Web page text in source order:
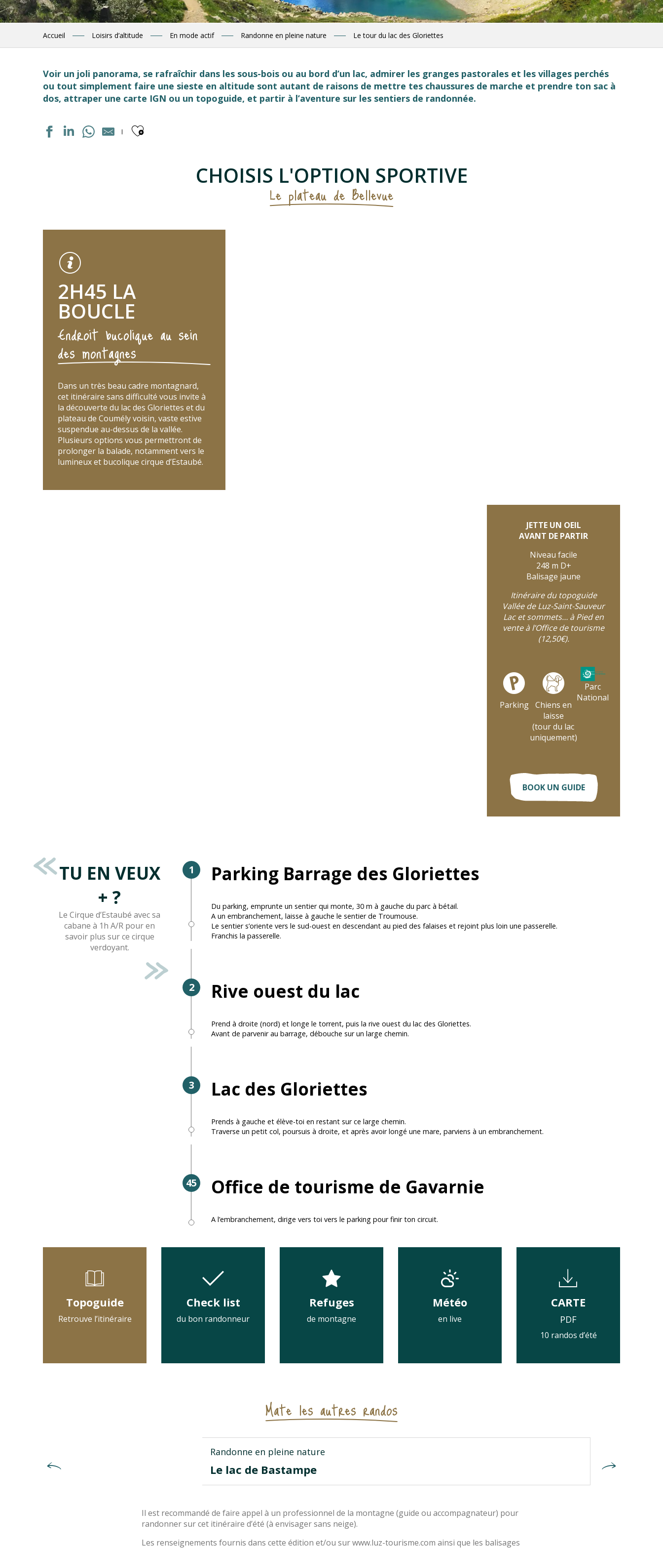
Accueil Loisirs d’altitude En mode actif Randonne en pleine nature Le tour du lac des Gloriettes
Voir un joli panorama, se rafraîchir dans les sous-bois ou au bord d’un lac, admirer les granges pastorales et les villages perchés
ou tout simplement faire une sieste en altitude sont autant de raisons de mettre tes chaussures de marche et prendre ton sac à
dos, attraper une carte IGN ou un topoguide, et partir à l’aventure sur les sentiers de randonnée.
Ajouter aux favoris
CHOISIS L'OPTION SPORTIVE
Le plateau de Bellevue
2H45 LA
BOUCLE
Endroit bucolique au sein
des montagnes
Dans un très beau cadre montagnard,
cet itinéraire sans difficulté vous invite à
la découverte du lac des Gloriettes et du
plateau de Coumély voisin, vaste estive
suspendue au-dessus de la vallée.
Plusieurs options vous permettront de
prolonger la balade, notamment vers le
lumineux et bucolique cirque d’Estaubé.
JETTE UN OEIL
AVANT DE PARTIR
Niveau facile
248 m D+
Balisage jaune
Itinéraire du topoguide
Vallée de Luz-Saint-Sauveur
Lac et sommets… à Pied en
vente à l’Office de tourisme
(12,50€).
Parking
Chiens en
laisse
(tour du lac
uniquement)
Parc
National
BOOK UN GUIDE
TU EN VEUX
+ ?
Le Cirque d’Estaubé avec sa
cabane à 1h A/R pour en
savoir plus sur ce cirque
verdoyant.
1 Parking Barrage des Gloriettes
Du parking, emprunte un sentier qui monte, 30 m à gauche du parc à bétail.
A un embranchement, laisse à gauche le sentier de Troumouse.
Le sentier s’oriente vers le sud-ouest en descendant au pied des falaises et rejoint plus loin une passerelle.
Franchis la passerelle.
2 Rive ouest du lac
Prend à droite (nord) et longe le torrent, puis la rive ouest du lac des Gloriettes.
Avant de parvenir au barrage, débouche sur un large chemin.
3 Lac des Gloriettes
Prends à gauche et élève-toi en restant sur ce large chemin.
Traverse un petit col, poursuis à droite, et après avoir longé une mare, parviens à un embranchement.
45 Office de tourisme de Gavarnie
A l’embranchement, dirige vers toi vers le parking pour finir ton circuit.
Topoguide
Retrouve l’itinéraire
Check list
du bon randonneur
Refuges
de montagne
Météo
en live
CARTE
PDF
10 randos d’été
Mate les autres randos
Randonne en pleine nature
Le lac de Bastampe
Il est recommandé de faire appel à un professionnel de la montagne (guide ou accompagnateur) pour
randonner sur cet itinéraire d’été (à envisager sans neige).
Les renseignements fournis dans cette édition et/ou sur www.luz-tourisme.com ainsi que les balisages